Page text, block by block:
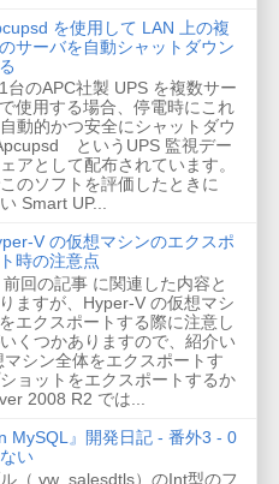
を使用して LAN 上の複
サーバを自動シャットダウン
のAPC社製 UPS を複数サー
使用する場合、停電時にこれ
動的かつ安全にシャットダウ
というUPS 監視デー
アとして配布されています。
のソフトを評価したときに
Smart UP...
V の仮想マシンのエクスポ
時の注意点
回の記事 に関連した内容と
ますが、Hyper-V の仮想マシ
エクスポートする際に注意し
くつかありますので、紹介い
シン全体をエクスポートす
ョットをエクスポートするか
2008 R2 では...
MySQL』開発日記 - 番外3 - 0
い
（ vw_salesdtls）のInt型のフ